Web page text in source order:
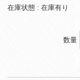
在庫状態 : 在庫有り
数量